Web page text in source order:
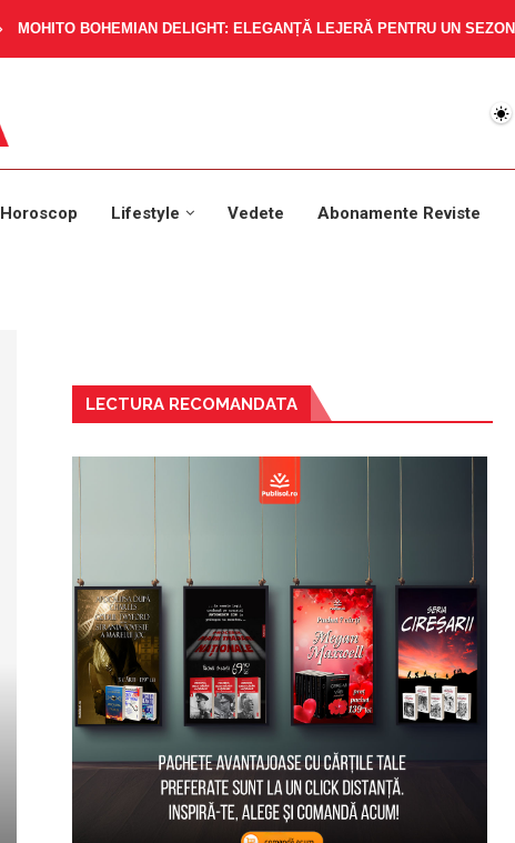
MOHITO BOHEMIAN DELIGHT: ELEGANȚĂ LEJERĂ PENTRU UN
Horoscop Lifestyle Vedete Abonamente Reviste
LECTURA RECOMANDATA